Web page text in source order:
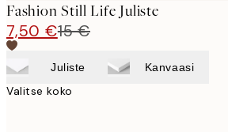
Fashion Still Life Juliste
7,50 €15 €
Juliste Kanvaasi
Valitse koko